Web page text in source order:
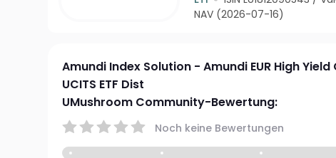
NAV (2026-07-16)
Amundi Index Solution - Amundi EUR High
UCITS ETF Dist
UMushroom Community-Bewertung:
Noch keine Bewertungen